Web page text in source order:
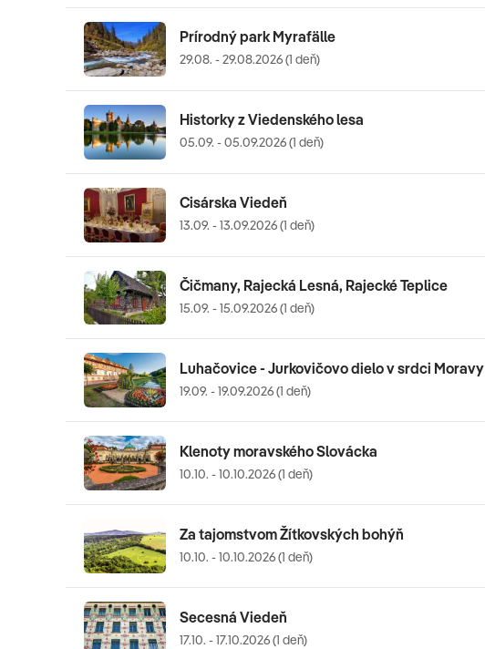
Prírodný park Myrafälle
29.08. - 29.08.2026 (1 deň)
Historky z Viedenského lesa
05.09. - 05.09.2026 (1 deň)
Cisárska Viedeň
13.09. - 13.09.2026 (1 deň)
Čičmany, Rajecká Lesná, Rajecké Teplice
15.09. - 15.09.2026 (1 deň)
Luhačovice - Jurkovičovo dielo v srdci Moravy
19.09. - 19.09.2026 (1 deň)
Klenoty moravského Slovácka
10.10. - 10.10.2026 (1 deň)
Za tajomstvom Žítkovských bohýň
10.10. - 10.10.2026 (1 deň)
Secesná Viedeň
17.10. - 17.10.2026 (1 deň)